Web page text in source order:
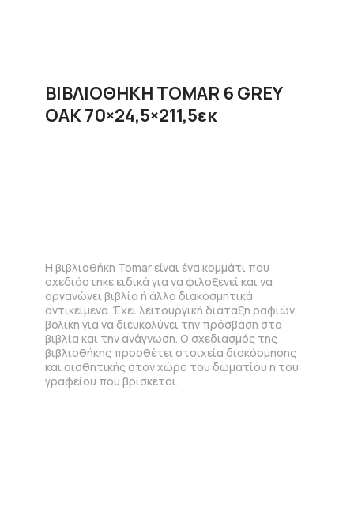
ΒΙΒΛΙΟΘΗΚΗ TOMAR 6 GREY
OAK 70×24,5×211,5εκ
Η βιβλιοθήκη Tomar είναι ένα κομμάτι που
σχεδιάστηκε ειδικά για να φιλοξενεί και να
οργανώνει βιβλία ή άλλα διακοσμητικά
αντικείμενα. Έχει λειτουργική διάταξη ραφιών,
βολική για να διευκολύνει την πρόσβαση στα
βιβλία και την ανάγνωση. Ο σχεδιασμός της
βιβλιοθήκης προσθέτει στοιχεία διακόσμησης
και αισθητικής στον χώρο του δωματίου ή του
γραφείου που βρίσκεται.